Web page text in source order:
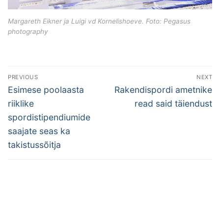
Margareth Eikner ja Luigi vd Kornelishoeve. Foto: Pegasus
photography
Post
navigation
PREVIOUS
Previous
post:
Esimese poolaasta
riiklike
spordistipendiumide
saajate seas ka
takistussõitja
NEXT
Next
Rakendispordi ametnike
read said täiendust